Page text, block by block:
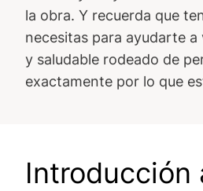
la obra. Y recuerda que
necesitas para ayudarte a
y saludable rodeado de
exactamente por lo que
Introducción